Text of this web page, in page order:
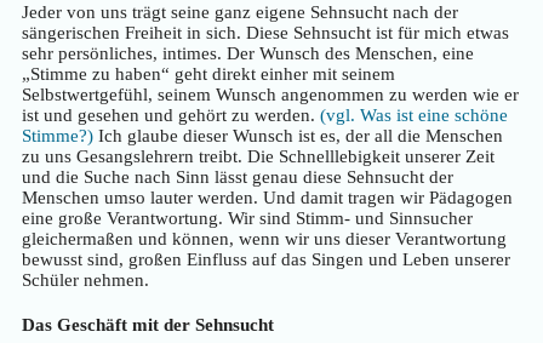
Jeder von uns trägt seine ganz eigene Sehnsucht nach der
sängerischen Freiheit in sich. Diese Sehnsucht ist für mich etwas
sehr persönliches, intimes. Der Wunsch des Menschen, eine
„Stimme zu haben“ geht direkt einher mit seinem
Selbstwertgefühl, seinem Wunsch angenommen zu werden wie er
ist und gesehen und gehört zu werden. (vgl. Was ist eine schöne
Stimme?) Ich glaube dieser Wunsch ist es, der all die Menschen
zu uns Gesangslehrern treibt. Die Schnelllebigkeit unserer Zeit
und die Suche nach Sinn lässt genau diese Sehnsucht der
Menschen umso lauter werden. Und damit tragen wir Pädagogen
eine große Verantwortung. Wir sind Stimm- und Sinnsucher
gleichermaßen und können, wenn wir uns dieser Verantwortung
bewusst sind, großen Einfluss auf das Singen und Leben unserer
Schüler nehmen.
Das Geschäft mit der Sehnsucht